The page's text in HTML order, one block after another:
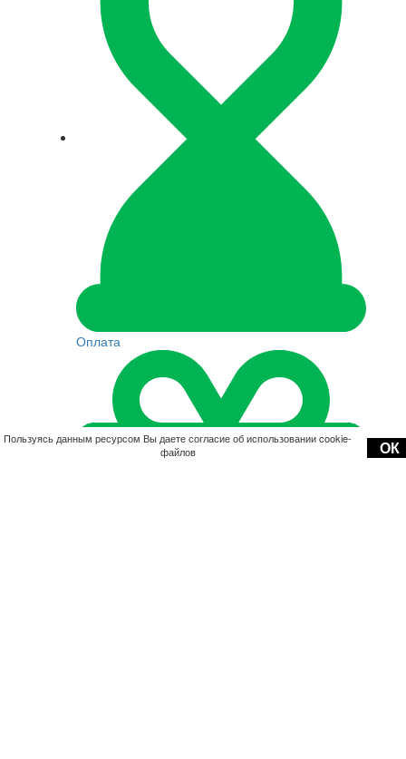
Оплата
Пользуясь данным ресурсом Вы даете согласие об использовании cookie-
файлов
ОК